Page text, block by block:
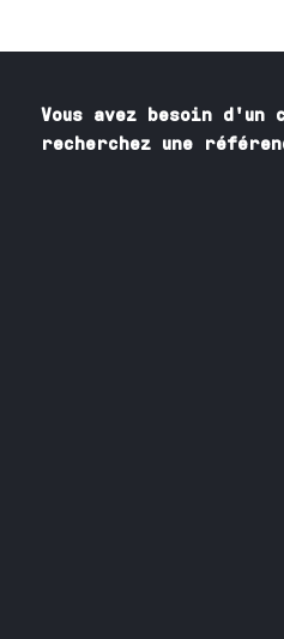
Vous avez besoin d'un
recherchez une